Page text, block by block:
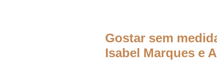
Gostar sem
Isabel Marques e